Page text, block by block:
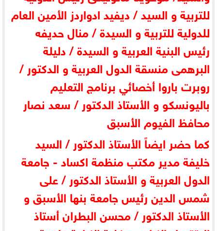
للتربية و السيد / ديفيد ادواردز الأمين العام
للدولية للتربية و السيدة / منال حديفه
رئيس البنية العربية و السيدة / دليلة
البرهمى منسقة الدول العربية و الدكتور /
روبرت باروا أخصائي برنامج التعليم
باليونسكو و الأستاذ الدكتور / سعد نصار
محافظ الفيوم الأسبق
كما حضر ايضاً الأستاذ الدكتور / السيد
خليفة مدير مكتب منظمة اكساد - جامعة
الدول العربية و الأستاذ الدكتور / على
شمس الدين رئيس جامعة بنها الأسبق و
الأستاذ الدكتور / محسن البطران أستاذ